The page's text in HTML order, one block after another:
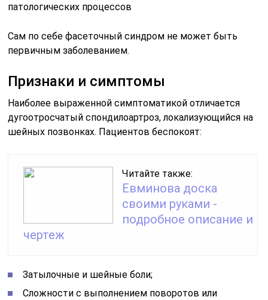
патологических процессов
Сам по себе фасеточный синдром не может быть
первичным заболеванием.
Признаки и симптомы
Наиболее выраженной симптоматикой отличается
дугоотросчатый спондилоартроз, локализующийся на
шейных позвонках. Пациентов беспокоят:
Читайте также:
Евминова доска
своими руками -
подробное описание и
чертеж
Затылочные и шейные боли;
Сложности с выполнением поворотов или